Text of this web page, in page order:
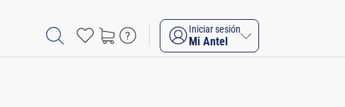
Iniciar sesión
Mi Antel